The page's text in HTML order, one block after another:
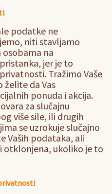
podatke ne
niti stavljamo
na
jer je to
Tražimo Vaše
želite da Vas
ponuda i akcija.
za slučajnu
više sile, ili drugih
se uzrokuje slučajno
Vaših podataka, ali
otklonjena, ukoliko je to